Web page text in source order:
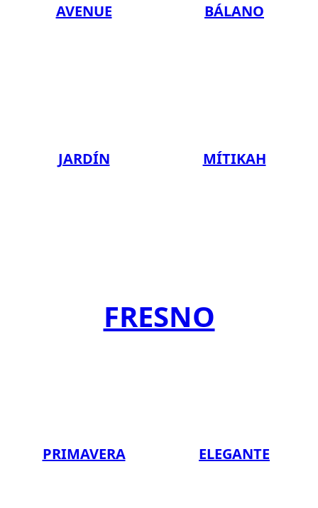
AVENUE BÁLANO
JARDÍN MÍTIKAH
PRIMAVERA ELEGANTE
FRESNO